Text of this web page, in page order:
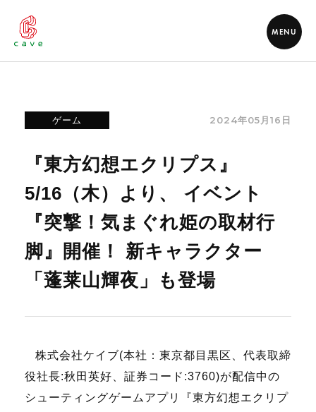
MENU
ゲーム 2024年05月16日
『東方幻想エクリプス』
5/16（木）より、 イベント
『突撃！気まぐれ姫の取材行
脚』開催！ 新キャラクター
「蓬莱山輝夜」も登場
株式会社ケイブ(本社：東京都目黒区、代表取締
役社長:秋田英好、証券コード:3760)が配信中の
シューティングゲームアプリ『東方幻想エクリプ